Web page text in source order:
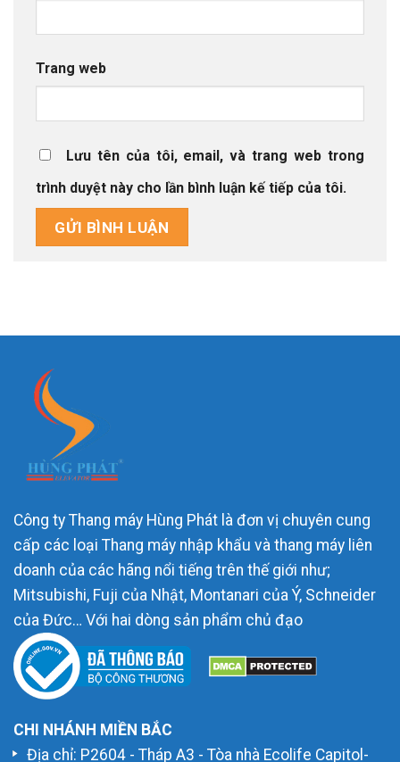
Trang web
Lưu tên của tôi, email, và trang web trong
trình duyệt này cho lần bình luận kế tiếp của tôi.
Công ty Thang máy Hùng Phát là đơn vị chuyên cung
cấp các loại Thang máy nhập khẩu và thang máy liên
doanh của các hãng nổi tiếng trên thế giới như;
Mitsubishi, Fuji của Nhật, Montanari của Ý, Schneider
của Đức… Với hai dòng sản phẩm chủ đạo
CHI NHÁNH MIỀN BẮC
Địa chỉ: P2604 - Tháp A3 - Tòa nhà Ecolife Capitol-